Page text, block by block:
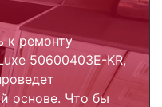
к ремонту
50600403E-KR,
основе. Что бы